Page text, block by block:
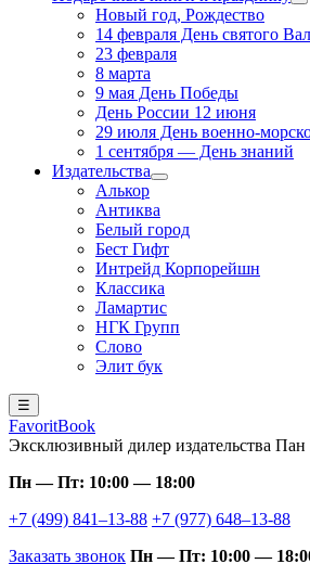
Новый год, Рождество
14 февраля День святого
23 февраля
8 марта
9 мая День Победы
День России 12 июня
29 июля День военно-
1 сентября — День знаний
Издательства
Алькор
Антиква
Белый город
Бест Гифт
Интрейд Корпорейшн
Классика
Ламартис
НГК Групп
Слово
Элит бук
☰
FavoritBook
Эксклюзивный дилер издательства Пан
Пн — Пт: 10:00 — 18:00
+7 (499) 841–13-88 +7 (977) 648–13-88
Заказать звонок Пн — Пт: 10:00 —